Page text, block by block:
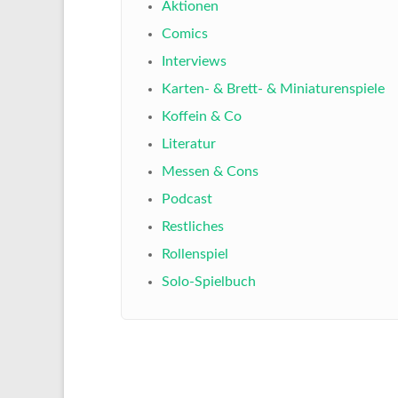
Aktionen
Comics
Interviews
Karten- & Brett- & Miniaturenspiele
Koffein & Co
Literatur
Messen & Cons
Podcast
Restliches
Rollenspiel
Solo-Spielbuch